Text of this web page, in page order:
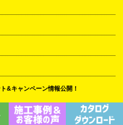
&キャンペーン情報公開！